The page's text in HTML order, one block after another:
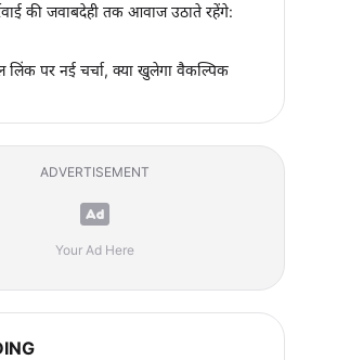
की जवाबदेही तक आवाज उठाते रहेंगे:
पर नई चर्चा, क्या खुलेगा वैकल्पिक
ADVERTISEMENT
Your Ad Here